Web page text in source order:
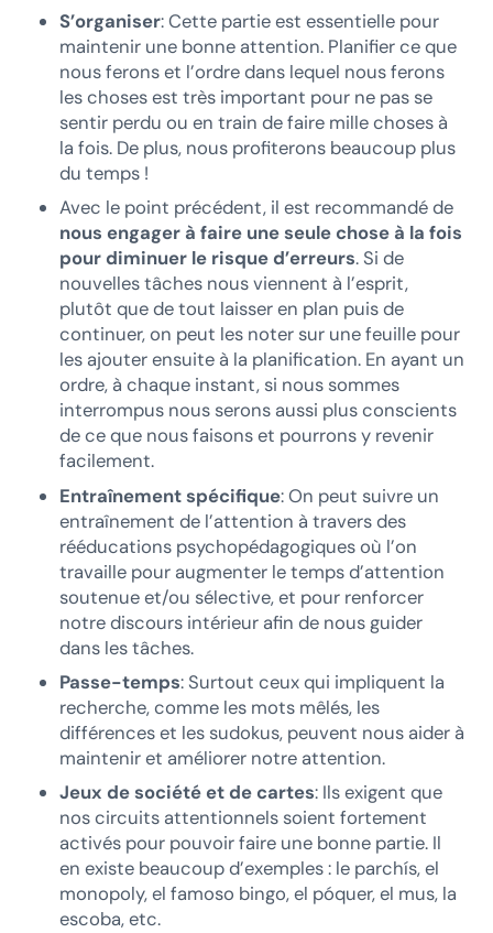
S’organiser: Cette partie est essentielle pour
maintenir une bonne attention. Planifier ce que
nous ferons et l’ordre dans lequel nous ferons
les choses est très important pour ne pas se
sentir perdu ou en train de faire mille choses à
la fois. De plus, nous profiterons beaucoup plus
du temps !
Avec le point précédent, il est recommandé de
nous engager à faire une seule chose à la fois
pour diminuer le risque d’erreurs. Si de
nouvelles tâches nous viennent à l’esprit,
plutôt que de tout laisser en plan puis de
continuer, on peut les noter sur une feuille pour
les ajouter ensuite à la planification. En ayant un
ordre, à chaque instant, si nous sommes
interrompus nous serons aussi plus conscients
de ce que nous faisons et pourrons y revenir
facilement.
Entraînement spécifique: On peut suivre un
entraînement de l’attention à travers des
rééducations psychopédagogiques où l’on
travaille pour augmenter le temps d’attention
soutenue et/ou sélective, et pour renforcer
notre discours intérieur afin de nous guider
dans les tâches.
Passe-temps: Surtout ceux qui impliquent la
recherche, comme les mots mêlés, les
différences et les sudokus, peuvent nous aider à
maintenir et améliorer notre attention.
Jeux de société et de cartes: Ils exigent que
nos circuits attentionnels soient fortement
activés pour pouvoir faire une bonne partie. Il
en existe beaucoup d’exemples : le parchís, el
monopoly, el famoso bingo, el póquer, el mus, la
escoba, etc.